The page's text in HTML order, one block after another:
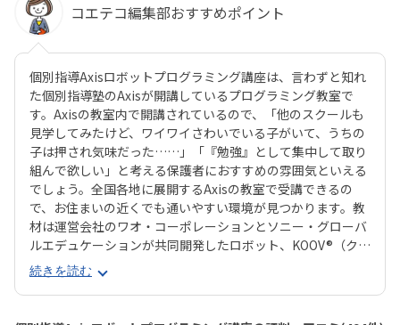
コエテコ編集部おすすめポイント
個別指導Axisロボットプログラミング講座は、言わずと知れ
た個別指導塾のAxisが開講しているプログラミング教室で
す。Axisの教室内で開講されているので、「他のスクールも
見学してみたけど、ワイワイさわいでいる子がいて、うちの
子は押され気味だった……」「『勉強』として集中して取り
組んで欲しい」と考える保護者におすすめの雰囲気といえる
でしょう。全国各地に展開するAxisの教室で受講できるの
で、お住まいの近くでも通いやすい環境が見つかります。教
材は運営会社のワオ・コーポレーションとソニー・グローバ
ルエデュケーションが共同開発したロボット、KOOV®︎（クー
ブ）。半透明のカラフルなブロックを組み合わせながらロボ
ットを組み立てていくので、女の子にも人気が高いのがポイ
ント。ロボットが好きな子はもちろん、色彩感覚に優れる子
からも評判の教材です。さらに、高学年からはエンジニアも
続きを読む